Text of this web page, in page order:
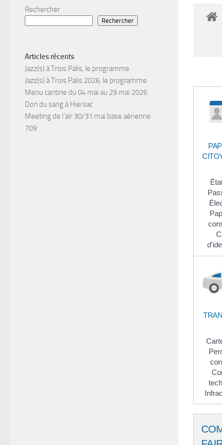
Rechercher
Rechercher
Articles récents
Jazz(s) à Trois Palis, le programme
Jazz(s) à Trois Palis 2026, le programme
Menu cantine du 04 mai au 29 mai 2026
Don du sang à Hiersac
Meeting de l’air 30/31 mai base aérienne
709